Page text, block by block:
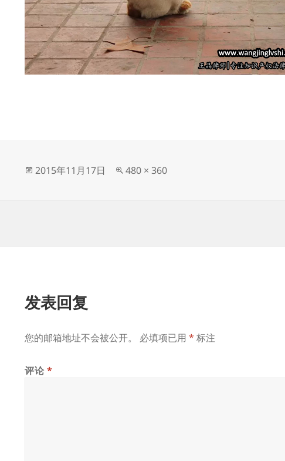
发
2015年11月17日
原
480 × 360
发表回复
您的邮箱地址不会被公开。 必填项已用* 标注
评论*